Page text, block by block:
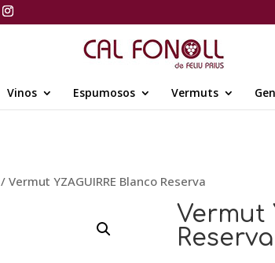
Vinos Espumosos Vermuts
/ Vermut YZAGUIRRE Blanco Reserva
Vermut
Reserva